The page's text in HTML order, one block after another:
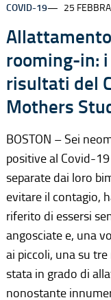
COVID-19 25
rooming-in: i
risultati del
Mothers
BOSTON – Sei
positive al Covid-
separate dai loro
evitare il contagio,
riferito di essersi
angosciate e, una
ai piccoli, una su tre
stata in grado di
nonostante